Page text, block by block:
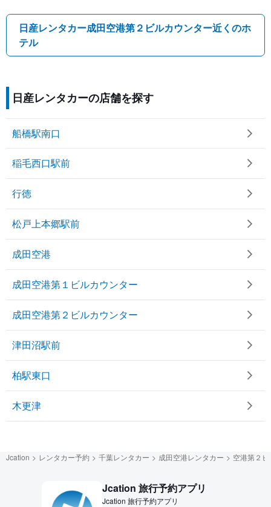
日産レンタカー成田空港第２ビルカウンター近くのホ
テル
日産レンタカーの店舗を探す
船橋駅南口
稲毛西口駅前
行徳
松戸上本郷駅前
成田空港
成田空港第１ビルカウンター
成田空港第２ビルカウンター
津田沼駅前
柏駅東口
木更津
Jcation レンタカー予約 千葉レンタカー 成田空港レンタカー 空港第２
Jcation 旅行予約アプリ
Jcation 旅行予約アプリ